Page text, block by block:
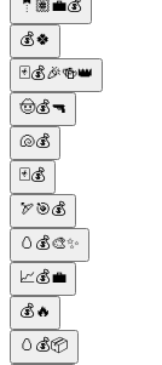
🤵🏽💼💰
💰🍀
🃏💰🎉🍻👑
🤠💰🔫
🐚💰
🃏💰
🏹🎯💰
🥚💰🎨✨
📈💰💼
💰🔥
🥚💰📦